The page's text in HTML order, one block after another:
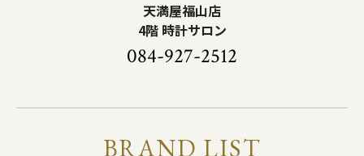
天満屋福山店
4階 時計サロン
084-927-2512
BRAND LIST